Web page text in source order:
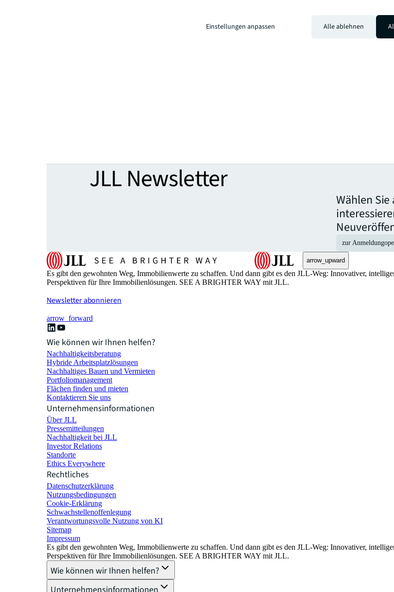
JLL Newsletter
Wählen
zur Anmeldung
arrow_upward
Es gibt den gewohnten Weg, Immobilienwerte zu schaffen. Und dann gibt es den JLL-Weg: Innovativer,
Perspektiven für Ihre Immobilienlösungen. SEE A BRIGHTER WAY mit JLL.
Newsletter abonnieren
arrow_forward
Wie können wir Ihnen helfen?
Nachhaltigkeitsberatung
Hybride Arbeitsplatzlösungen
Nachhaltiges Bauen und Vermieten
Portfoliomanagement
Flächen finden und mieten
Kontaktieren Sie uns
Unternehmensinformationen
Über JLL
Pressemitteilungen
Nachhaltigkeit bei JLL
Investor Relations
Standorte
Ethics Everywhere
Rechtliches
Datenschutzerklärung
Nutzungsbedingungen
Cookie-Erklärung
Schwachstellenoffenlegung
Verantwortungsvolle Nutzung von KI
Sitemap
Impressum​
Es gibt den gewohnten Weg, Immobilienwerte zu schaffen. Und dann gibt es den JLL-Weg: Innovativer,
Perspektiven für Ihre Immobilienlösungen. SEE A BRIGHTER WAY mit JLL.
Wie können wir Ihnen helfen?
Einstellungen anpassen Alle ablehnen